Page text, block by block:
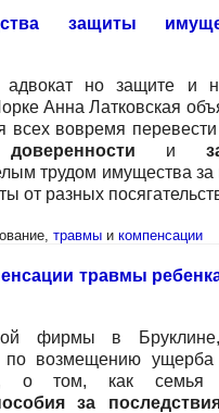
защиты
адвокат но защите и
Анна Латковская
всех вовремя
доверенности и
трудом имущества
от разных
травмы и компенсации
травмы
фирмы в
по возмещению ущерба
о том, как семья
за